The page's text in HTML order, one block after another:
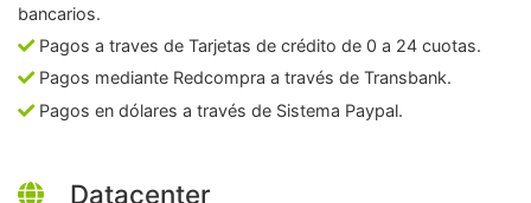
bancarios.
Pagos a traves de Tarjetas de crédito de 0 a 24 cuotas.
Pagos mediante Redcompra a través de Transbank.
Pagos en dólares a través de Sistema Paypal.
Datacenter